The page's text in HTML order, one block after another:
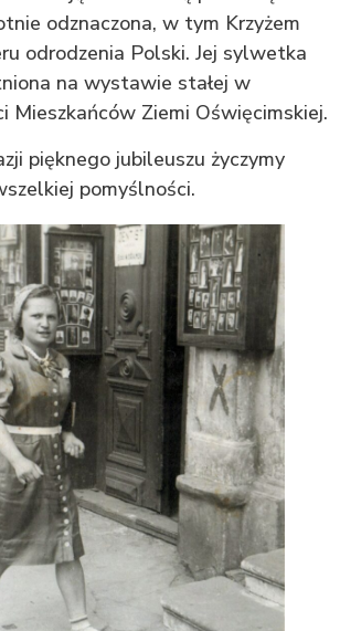
odznaczona, w tym Krzyżem
odrodzenia Polski. Jej sylwetka
na wystawie stałej w
Mieszkańców Ziemi Oświęcimskiej.
pięknego jubileuszu życzymy
pomyślności.